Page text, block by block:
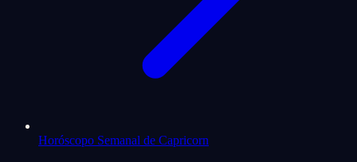
Horóscopo Semanal de Capricorn